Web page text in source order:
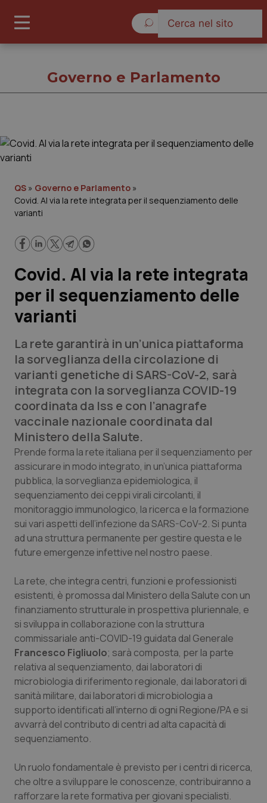
Governo e Parlamento
Regioni e Asl
Lavoro e Professioni
Scienza e Farmaci
Studi e Analisi
Lettere al direttore
Edizioni Regionali
QS Pro
Professionisti Sanitari.AI
Abruzzo
Basilicata
Calabria
Campania
Emilia-Romagna
Friuli Venezia Giulia
Lazio
Liguria
Lombardia
Marche
Molise
QS Pro Gold
Artrite & artrosi
Asma & BPCO
Car-T
Colesterolo & coronaropatie
Dermatite Atopica
Diabete & glucometri
Disturbi dell’umore
Dolore
Donna & Salute
Epatiti
QS Club Newsletter
Governo e Parlamento
QS » Governo e Parlamento »
Covid. Al via la rete integrata per il sequenziamento delle
varianti
Covid. Al via la rete integrata
per il sequenziamento delle
varianti
La rete garantirà in un’unica piattaforma
la sorveglianza della circolazione di
varianti genetiche di SARS-CoV-2, sarà
integrata con la sorveglianza COVID-19
coordinata da Iss e con l’anagrafe
vaccinale nazionale coordinata dal
Ministero della Salute.
Prende forma la rete italiana per il sequenziamento per
assicurare in modo integrato, in un’unica piattaforma
pubblica, la sorveglianza epidemiologica, il
sequenziamento dei ceppi virali circolanti, il
monitoraggio immunologico, la ricerca e la formazione
sui vari aspetti dell’infezione da SARS-CoV-2. Si punta
ad una struttura permanente per gestire questa e le
future emergenze infettive nel nostro paese.
La rete, che integra centri, funzioni e professionisti
esistenti, è promossa dal Ministero della Salute con un
finanziamento strutturale in prospettiva pluriennale, e
si sviluppa in collaborazione con la struttura
commissariale anti-COVID-19 guidata dal Generale
Francesco Figliuolo; sarà composta, per la parte
relativa al sequenziamento, dai laboratori di
microbiologia di riferimento regionale, dai laboratori di
sanità militare, dai laboratori di microbiologia a
supporto identificati all’interno di ogni Regione/PA e si
avvarrà del contributo di centri ad alta capacità di
sequenziamento.
Un ruolo fondamentale è previsto per i centri di ricerca,
che oltre a sviluppare le conoscenze, contribuiranno a
rafforzare la rete formativa per giovani specialisti.